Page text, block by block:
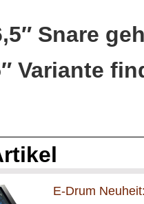
Snare
Variante
E-Drum